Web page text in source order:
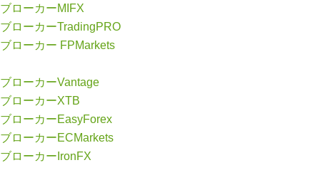
ブローカーMIFX
ブローカーTradingPRO
ブローカー FPMarkets
ブローカーVantage
ブローカーXTB
ブローカーEasyForex
ブローカーECMarkets
ブローカーIronFX